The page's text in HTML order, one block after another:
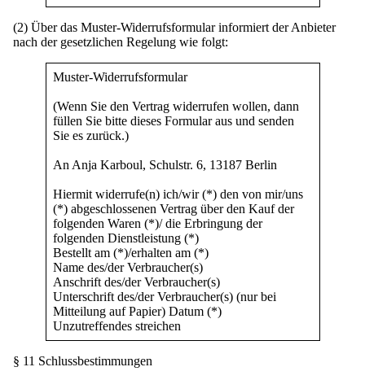
(2) Über das Muster-Widerrufsformular informiert der Anbieter
nach der gesetzlichen Regelung wie folgt:
Muster-Widerrufsformular
(Wenn Sie den Vertrag widerrufen wollen, dann
füllen Sie bitte dieses Formular aus und senden
Sie es zurück.)
An Anja Karboul, Schulstr. 6, 13187 Berlin
Hiermit widerrufe(n) ich/wir (*) den von mir/uns
(*) abgeschlossenen Vertrag über den Kauf der
folgenden Waren (*)/ die Erbringung der
folgenden Dienstleistung (*)
Bestellt am (*)/erhalten am (*)
Name des/der Verbraucher(s)
Anschrift des/der Verbraucher(s)
Unterschrift des/der Verbraucher(s) (nur bei
Mitteilung auf Papier) Datum (*)
Unzutreffendes streichen
§ 11 Schlussbestimmungen